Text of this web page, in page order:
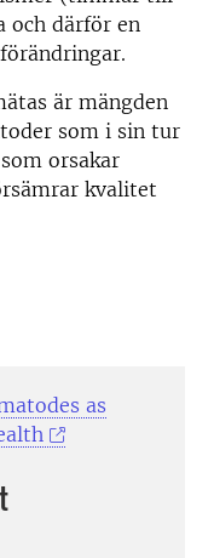
och därför en
är mängden
som i sin tur
orsakar
kvalitet
as